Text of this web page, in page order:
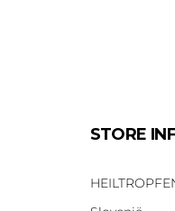
STORE